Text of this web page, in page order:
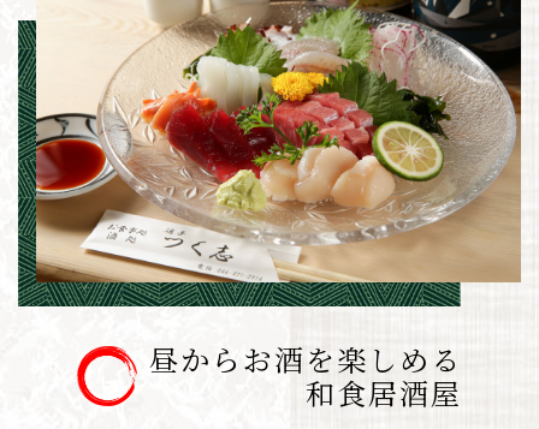
昼からお酒を楽しめる
​​​​​​​和食居酒屋